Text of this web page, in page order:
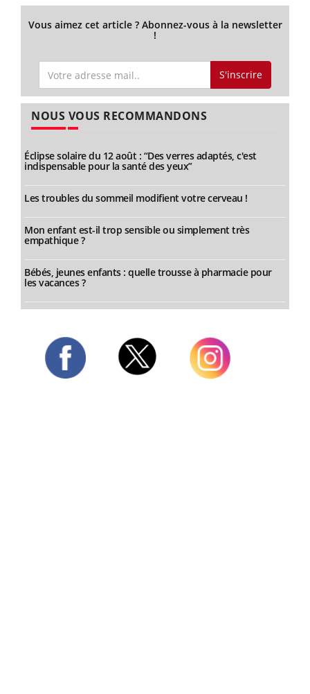
Vous aimez cet article ? Abonnez-vous à la newsletter
!
S'inscrire
NOUS VOUS RECOMMANDONS
Éclipse solaire du 12 août : “Des verres adaptés, c'est
indispensable pour la santé des yeux”
Les troubles du sommeil modifient votre cerveau !
Mon enfant est-il trop sensible ou simplement très
empathique ?
Bébés, jeunes enfants : quelle trousse à pharmacie pour
les vacances ?